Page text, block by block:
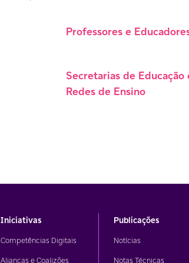
Professores e
Secretarias de Educação
Redes de Ensino
Iniciativas
Competências Digitais
Alianças e Coalizões
Publicações
Notícias
Notas Técnicas